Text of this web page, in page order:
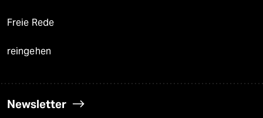
Freie Rede
reingehen
Newsletter